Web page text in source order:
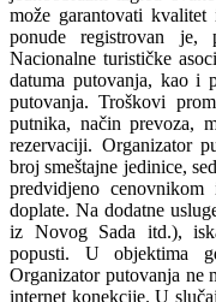
može garantovati kvalitet
ponude registrovan je,
Nacionalne turističke
datuma putovanja, kao i
putovanja. Troškovi
putnika, način prevoza,
rezervaciji. Organizator
broj smeštajne jedinice,
predvidjeno
doplate. Na dodatne
iz Novog Sada itd.),
popusti. U objektima
Organizator putovanja ne
internet konekcije. U